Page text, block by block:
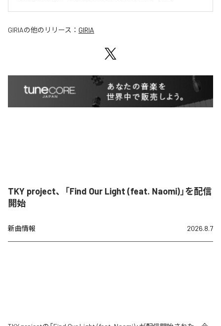
GIRIAの他のリリース： GIRIA
TKY project、「Find Our Light (feat. Naomi)」を配信
開始
新曲情報 2026.8.7